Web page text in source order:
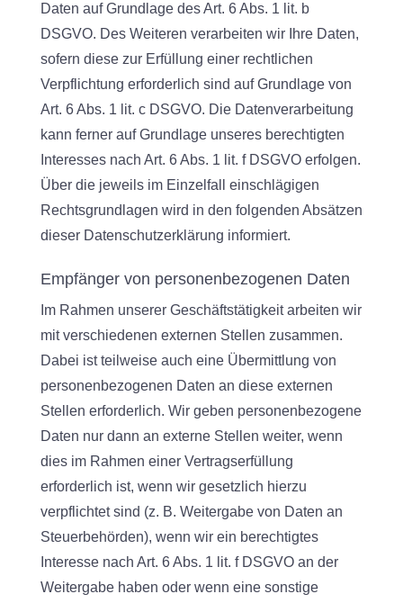
Daten auf Grundlage des Art. 6 Abs. 1 lit. b
DSGVO. Des Weiteren verarbeiten wir Ihre Daten,
sofern diese zur Erfüllung einer rechtlichen
Verpflichtung erforderlich sind auf Grundlage von
Art. 6 Abs. 1 lit. c DSGVO. Die Datenverarbeitung
kann ferner auf Grundlage unseres berechtigten
Interesses nach Art. 6 Abs. 1 lit. f DSGVO erfolgen.
Über die jeweils im Einzelfall einschlägigen
Rechtsgrundlagen wird in den folgenden Absätzen
dieser Datenschutzerklärung informiert.
Empfänger von personenbezogenen Daten
Im Rahmen unserer Geschäftstätigkeit arbeiten wir
mit verschiedenen externen Stellen zusammen.
Dabei ist teilweise auch eine Übermittlung von
personenbezogenen Daten an diese externen
Stellen erforderlich. Wir geben personenbezogene
Daten nur dann an externe Stellen weiter, wenn
dies im Rahmen einer Vertragserfüllung
erforderlich ist, wenn wir gesetzlich hierzu
verpflichtet sind (z. B. Weitergabe von Daten an
Steuerbehörden), wenn wir ein berechtigtes
Interesse nach Art. 6 Abs. 1 lit. f DSGVO an der
Weitergabe haben oder wenn eine sonstige